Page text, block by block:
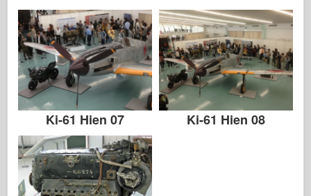
Ki-61 Hien 07 Ki-61 Hien 08